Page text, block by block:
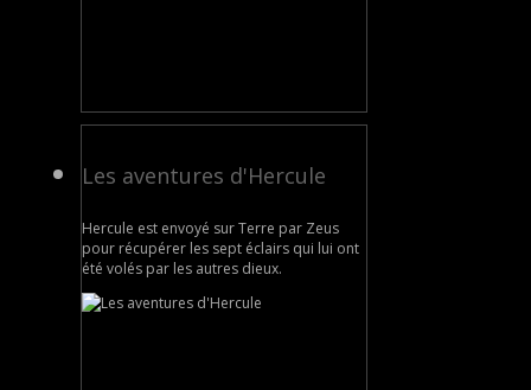
Les aventures d'Hercule
Hercule est envoyé sur Terre par Zeus
pour récupérer les sept éclairs qui lui ont
été volés par les autres dieux.